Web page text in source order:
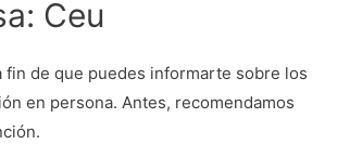
Ceu
de que puedes informarte sobre los
en persona. Antes, recomendamos